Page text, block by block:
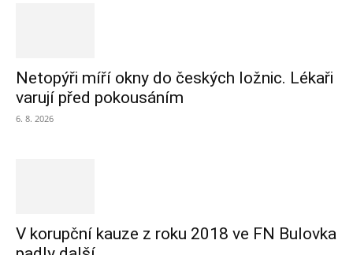
Netopýři míří okny do českých ložnic. Lékaři
varují před pokousáním
6. 8. 2026
V korupční kauze z roku 2018 ve FN Bulovka